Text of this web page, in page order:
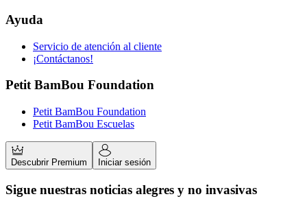
Ayuda
Servicio de atención al cliente
¡Contáctanos!
Petit BamBou Foundation
Petit BamBou Foundation
Petit BamBou Escuelas
Descubrir Premium Iniciar sesión
Sigue nuestras noticias alegres y no invasivas